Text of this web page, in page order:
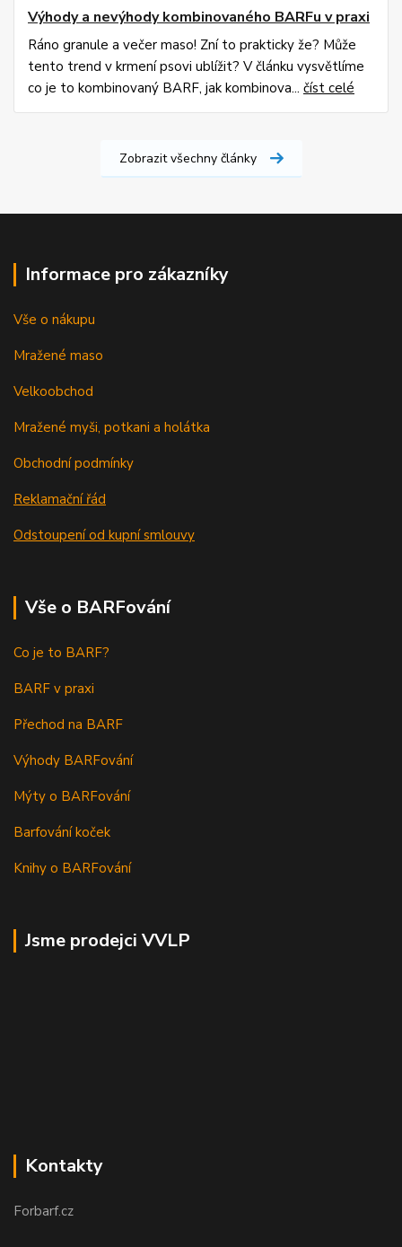
Výhody a nevýhody kombinovaného BARFu v praxi
Ráno granule a večer maso! Zní to prakticky že? Může
tento trend v krmení psovi ublížit? V článku vysvětlíme
co je to kombinovaný BARF, jak kombinova... číst celé
Zobrazit všechny články
Informace pro zákazníky
Vše o nákupu
Mražené maso
Velkoobchod
Mražené myši, potkani a holátka
Obchodní podmínky
Reklamační řád
Odstoupení od kupní smlouvy
Vše o BARFování
Co je to BARF?
BARF v praxi
Přechod na BARF
Výhody BARFování
Mýty o BARFování
Barfování koček
Knihy o BARFování
Jsme prodejci VVLP
Kontakty
Forbarf.cz